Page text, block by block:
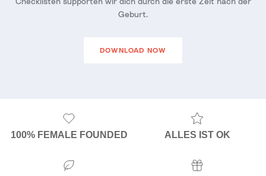
Geburt.
DOWNLOAD NOW
100% FEMALE FOUNDED ALLES IST OK